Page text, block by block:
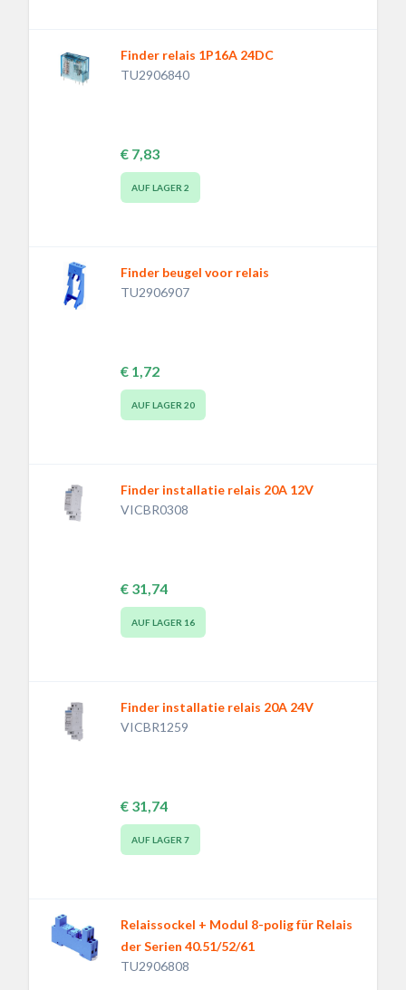
Finder relais 1P16A 24DC
TU2906840
€ 7,83
AUF LAGER 2
Finder beugel voor relais
TU2906907
€ 1,72
AUF LAGER 20
Finder installatie relais 20A 12V
VICBR0308
€ 31,74
AUF LAGER 16
Finder installatie relais 20A 24V
VICBR1259
€ 31,74
AUF LAGER 7
Relaissockel + Modul 8-polig für Relais
der Serien 40.51/52/61
TU2906808